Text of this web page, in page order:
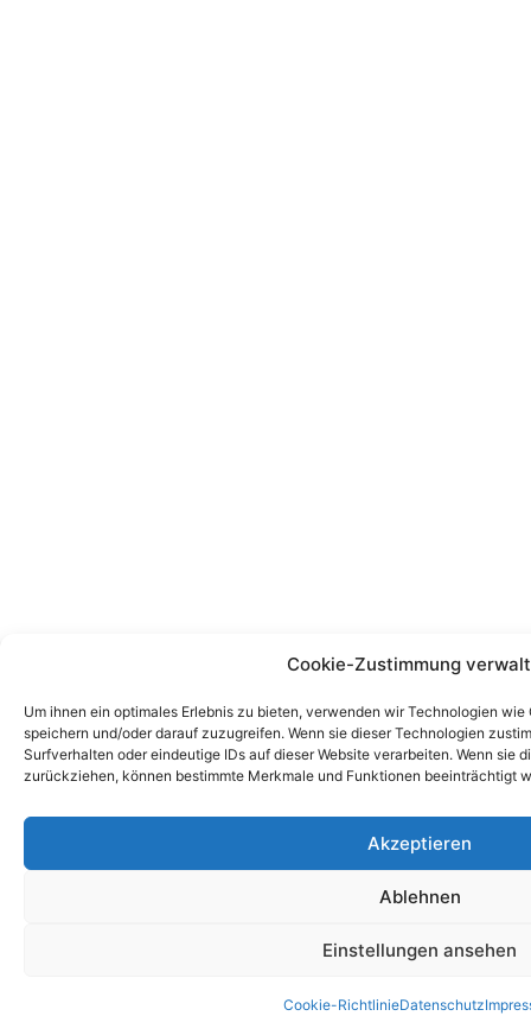
Cookie-Zustimmung
Um ihnen ein optimales Erlebnis zu bieten, verwenden wir Technologien
speichern und/oder darauf zuzugreifen. Wenn sie dieser Technologien
Surfverhalten oder eindeutige IDs auf dieser Website verarbeiten. Wenn sie
zurückziehen, können bestimmte Merkmale und Funktionen beeinträchtigt
Akzeptieren
Ablehnen
Einstellungen ansehen
Cookie-RichtlinieDatenschutz